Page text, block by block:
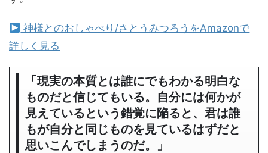
神様とのおしゃべり/さとうみつろうをAmazonで
詳しく見る
「現実の本質とは誰にでもわかる明白な
ものだと信じてもいる。自分には何かが
見えているという錯覚に陥ると、君は誰
もが自分と同じものを見ているはずだと
思いこんでしまうのだ。」